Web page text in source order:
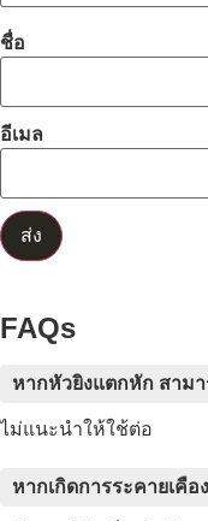
ชื่อ
อีเมล
FAQs
หากหัวยิงแตกหัก สาม
ไม่แนะนำให้ใช้ต่อ
หากเกิดการระคายเคื